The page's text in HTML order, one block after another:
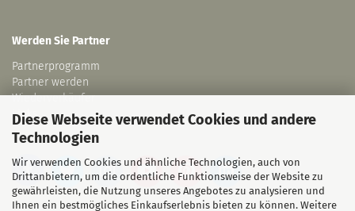
Diese Webseite verwendet Cookies und andere
Technologien
Wir verwenden Cookies und ähnliche Technologien, auch von
Drittanbietern, um die ordentliche Funktionsweise der Website zu
gewährleisten, die Nutzung unseres Angebotes zu analysieren und
Ihnen ein bestmögliches Einkaufserlebnis bieten zu können. Weitere
Werden Sie Partner
Partnerprogramm
Partner werden
Wiederverkäufer
Links